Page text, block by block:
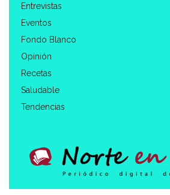
Entrevistas
Eventos
Fondo Blanco
Opinión
Recetas
Saludable
Tendencias